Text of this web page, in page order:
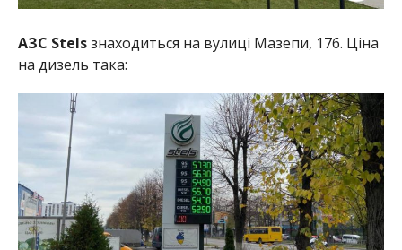
АЗС Stelsзнаходиться на вулиці Мазепи, 176. Ціна
на дизель така: